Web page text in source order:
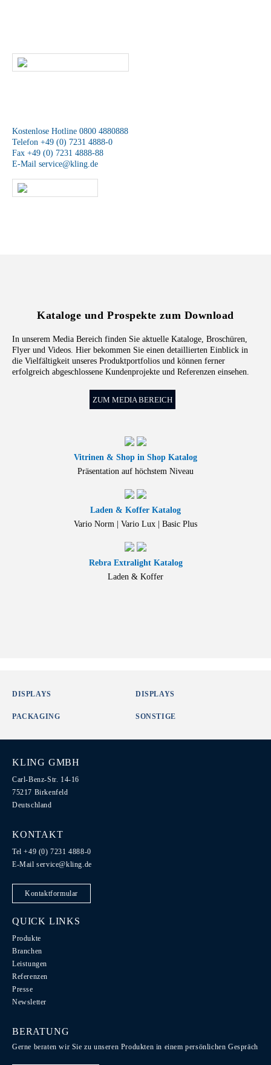
Kostenlose Hotline 0800 4880888
Telefon +49 (0) 7231 4888-0
Fax +49 (0) 7231 4888-88
E-Mail service@kling.de
Kataloge und Prospekte zum Download
In unserem Media Bereich finden Sie aktuelle Kataloge, Broschüren,
Flyer und Videos. Hier bekommen Sie einen detaillierten Einblick in
die Vielfältigkeit unseres Produktportfolios und können ferner
erfolgreich abgeschlossene Kundenprojekte und Referenzen einsehen.
ZUM MEDIA BEREICH
Vitrinen & Shop in Shop Katalog
Präsentation auf höchstem Niveau
Laden & Koffer Katalog
Vario Norm | Vario Lux | Basic Plus
Rebra Extralight Katalog
Laden & Koffer
DISPLAYS DISPLAYS
PACKAGING SONSTIGE
KLING GMBH
Carl-Benz-Str. 14-16
75217 Birkenfeld
Deutschland
KONTAKT
Tel +49 (0) 7231 4888-0
E-Mailservice@kling.de
Kontaktformular
QUICK LINKS
Produkte
Branchen
Leistungen
Referenzen
Presse
Newsletter
BERATUNG
Gerne beraten wir Sie zu unseren Produkten in einem persönlichen Gespräch